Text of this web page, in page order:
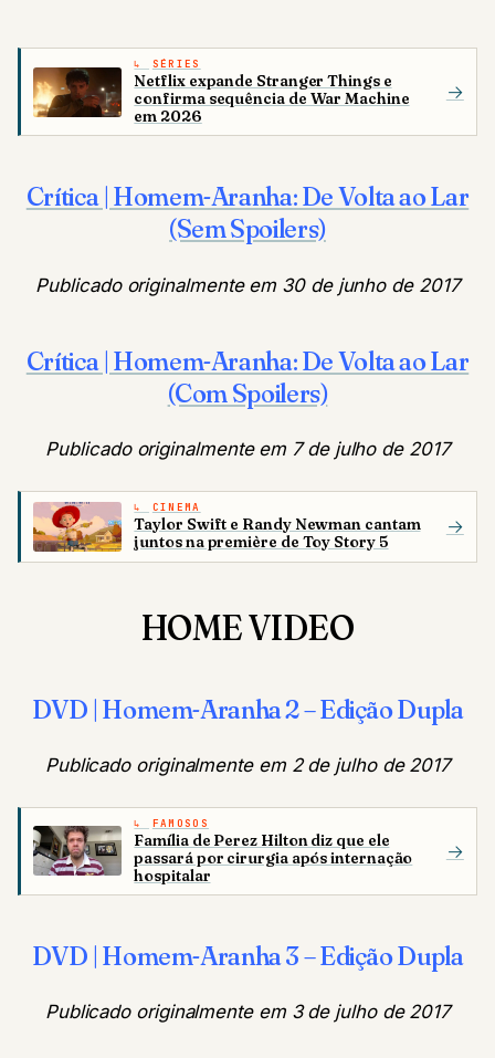
SÉRIES
Netflix expande Stranger Things e
confirma sequência de War Machine
em 2026
→
Crítica | Homem-Aranha: De Volta ao Lar
(Sem Spoilers)
Publicado originalmente em 30 de junho de 2017
Crítica | Homem-Aranha: De Volta ao Lar
(Com Spoilers)
Publicado originalmente em 7 de julho de 2017
CINEMA
Taylor Swift e Randy Newman cantam
juntos na première de Toy Story 5
→
HOME VIDEO
DVD | Homem-Aranha 2 – Edição Dupla
Publicado originalmente em 2 de julho de 2017
FAMOSOS
Família de Perez Hilton diz que ele
passará por cirurgia após internação
hospitalar
→
DVD | Homem-Aranha 3 – Edição Dupla
Publicado originalmente em 3 de julho de 2017